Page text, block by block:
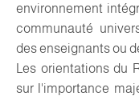
environnement
communauté
des enseignants ou
Les orientations du
sur l'importance